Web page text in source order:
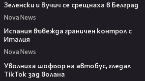
Зеленски и Вучич се срещнаха в Белград
Nova News
Испания въвежда граничен контрол с
Италия
Nova News
Уволниха шофьор на автобус, гледал
TikTok зад волана